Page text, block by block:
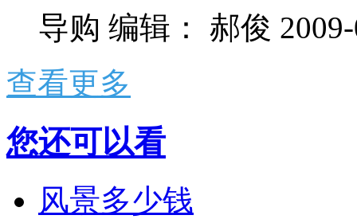
导购 编辑： 郝俊
查看更多
您还可以看
风景多少钱